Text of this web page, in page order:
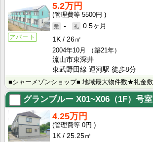
アパート
5.2万円
5500円
-
0.5ヶ月
1K
26㎡
2004年10月
（築21年）
流山市東深井
東武野田線 運河駅 徒歩8分
グランブルー X01~X06（1F）号室
4.25万円
0円
1K
25.25㎡